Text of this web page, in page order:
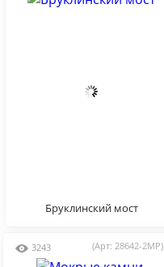
Бруклинский мост
3243 (Арт: 28642-2MP)